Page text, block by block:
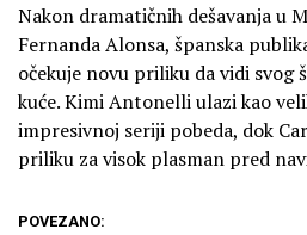
Nakon dramatičnih dešavanja u
Fernanda Alonsa, španska
očekuje novu priliku da vidi svog
kuće. Kimi Antonelli ulazi kao
impresivnoj seriji pobeda, dok
priliku za visok plasman pred
POVEZANO: